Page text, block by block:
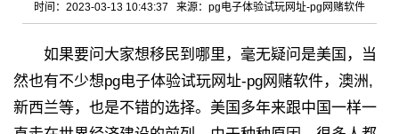
时间：2023-03-13 10:43:37 来源： pg电子体验试玩网址-pg网赌软件
如果要问大家想移民到哪里，毫无疑问是美国，当
然也有不少想pg电子体验试玩网址-pg网赌软件，澳洲,
新西兰等，也是不错的选择。美国多年来跟中国一样一